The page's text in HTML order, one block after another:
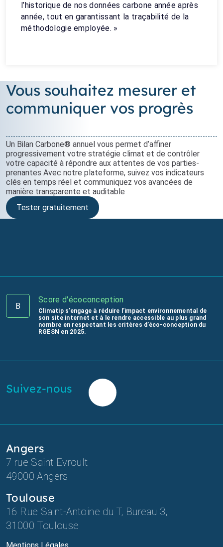
l’historique de nos données carbone année après
année, tout en garantissant la traçabilité de la
méthodologie employée. »
Vous souhaitez mesurer et
communiquer vos progrès
Un Bilan Carbone® annuel vous permet d’affiner
progressivement votre stratégie climat et de contrôler
votre capacité à répondre aux attentes de vos parties-
prenantes Avec notre plateforme, suivez vos indicateurs
clés en temps réel et communiquez vos avancées de
manière transparente et auditable
Tester gratuitement
B
Score d'écoconception
Climatip s’engage à réduire l’impact environnemental de
son site internet et à le rendre accessible au plus grand
nombre en respectant les critères d’éco-conception du
RGESN en 2025.
Suivez-nous
Angers
7 rue Saint Evroult
49000 Angers
Toulouse
16 Rue Saint-Antoine du T, Bureau 3,
31000 Toulouse